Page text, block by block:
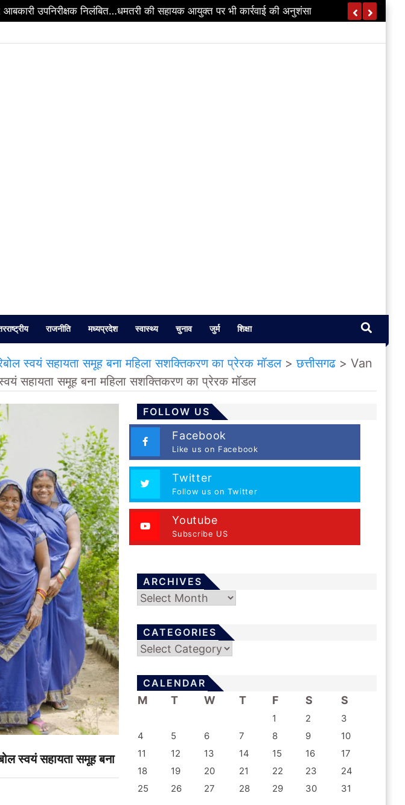
उपनिरीक्षक निलंबित…धमतरी की सहायक आयुक्त पर भी कार्रवाई की अनुशंसा
राजनीति मध्यप्रदेश स्वास्थ्य चुनाव जुर्म शिक्षा
स्वयं सहायता समूह बना महिला सशक्तिकरण का प्रेरक मॉडल>छत्तीसगढ > Van
सहायता समूह बना महिला सशक्तिकरण का प्रेरक मॉडल
स्वयं सहायता समूह बना
FOLLOW US
Facebook
Like us on Facebook
Twitter
Follow us on Twitter
Youtube
Subscribe US
ARCHIVES
Archives
CATEGORIES
Categories
CALENDAR
M T W T F S S
1 2
3
4
5 6 7 8 9
10
11
12 13 14 15 16
17
18
19 20 21 22 23
24
25
26 27 28 29 30 31